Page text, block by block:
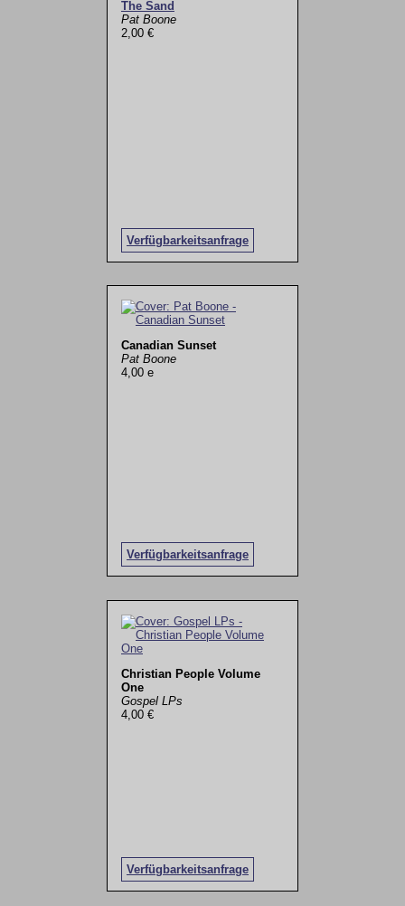
The Sand
Pat Boone
2,00 €
Verfügbarkeitsanfrage
Canadian Sunset
Pat Boone
4,00 e
Verfügbarkeitsanfrage
Christian People Volume
One
Gospel LPs
4,00 €
Verfügbarkeitsanfrage